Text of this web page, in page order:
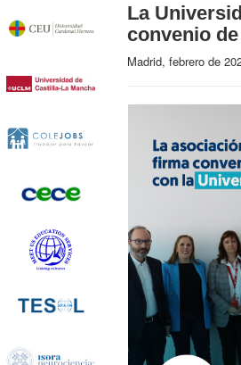
La
convenio
Madrid, febrero de